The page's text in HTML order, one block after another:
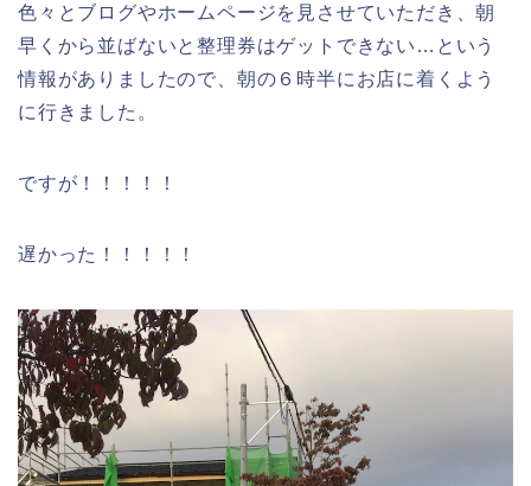
色々とブログやホームページを見させていただき、朝
早くから並ばないと整理券はゲットできない…という
情報がありましたので、朝の６時半にお店に着くよう
に行きました。
ですが！！！！！
遅かった！！！！！